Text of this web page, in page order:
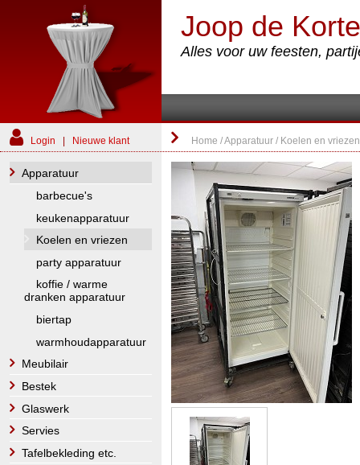
Joop de
Alles voor uw feesten,
Login Nieuwe klant Home /Apparatuur / Koelen en vriezen
Apparatuur
barbecue's
keukenapparatuur
Koelen en vriezen
party apparatuur
koffie / warme
dranken apparatuur
biertap
warmhoudapparatuur
Meubilair
Bestek
Glaswerk
Servies
Tafelbekleding etc.